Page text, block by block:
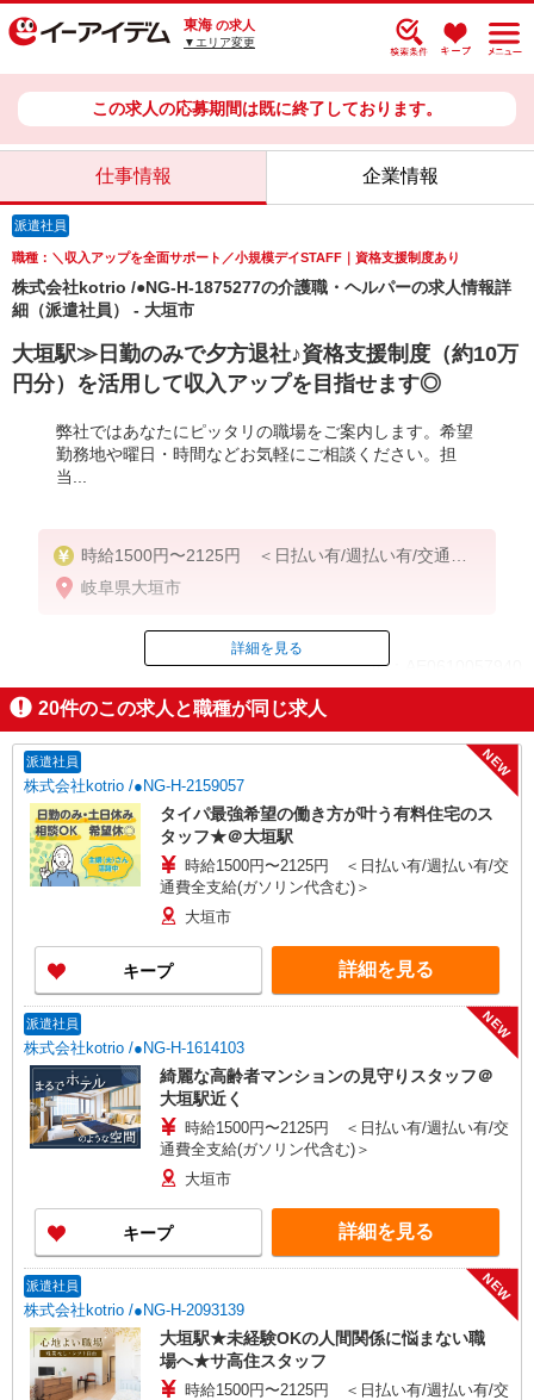
東海 の求人
▼エリア変更
この求人の応募期間は既に終了しております。
仕事情報 企業情報
派遣社員
職種：＼収入アップを全面サポート／小規模デイSTAFF｜資格支援制度あり
株式会社kotrio /●NG-H-1875277の介護職・ヘルパーの求人情報詳
細（派遣社員） - 大垣市
大垣駅≫日勤のみで夕方退社♪資格支援制度（約10万
円分）を活用して収入アップを目指せます◎
弊社ではあなたにピッタリの職場をご案内します。希望
勤務地や曜日・時間などお気軽にご相談ください。担
当...
時給1500円〜2125円 ＜日払い有/週払い有/交通費
全支給(ガソリン代含む)＞
岐阜県大垣市
ID：AE0610057940
掲載期間終了
詳細を見る
20件のこの求人と職種が同じ求人
派遣社員
株式会社kotrio /●NG-H-2159057
NEW
タイパ最強希望の働き方が叶う有料住宅のス
タッフ★＠大垣駅
時給1500円〜2125円 ＜日払い有/週払い有/交
通費全支給(ガソリン代含む)＞
大垣市
キープ 詳細を見る
派遣社員
株式会社kotrio /●NG-H-1614103
NEW
綺麗な高齢者マンションの見守りスタッフ＠
大垣駅近く
時給1500円〜2125円 ＜日払い有/週払い有/交
通費全支給(ガソリン代含む)＞
大垣市
キープ 詳細を見る
派遣社員
株式会社kotrio /●NG-H-2093139
NEW
大垣駅★未経験OKの人間関係に悩まない職
場へ★サ高住スタッフ
時給1500円〜2125円 ＜日払い有/週払い有/交